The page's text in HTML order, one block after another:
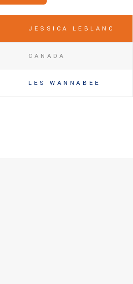
JESSICA LEBLANC
CANADA
LES WANNABEE